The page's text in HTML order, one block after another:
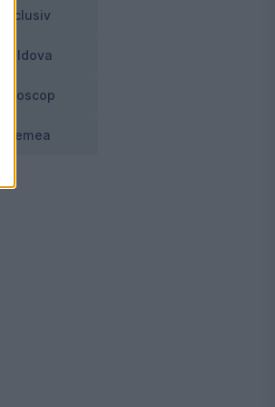
Exclusiv
Moldova
Horoscop
Vremea